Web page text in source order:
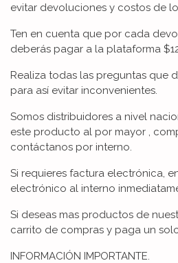
evitar devoluciones y costos de
Ten en cuenta que por cada
deberás pagar a la plataforma
Realiza todas las preguntas que
para así evitar inconvenientes.
Somos distribuidores a nivel
este producto al por mayor ,
contáctanos por interno.
Si requieres factura electrónica,
electrónico al interno
Si deseas mas productos de
carrito de compras y paga un
INFORMACIÓN IMPORTANTE.